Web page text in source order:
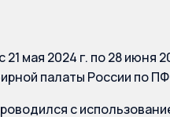
21 мая 2024 г. по 28 июня
палаты России по
с